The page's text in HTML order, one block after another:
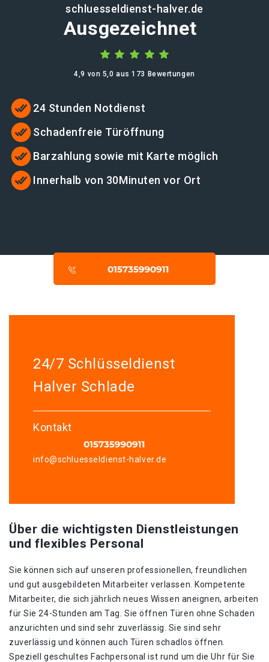
schluesseldienst-halver.de
Ausgezeichnet
4,9 von 5,0 aus 173 Bewertungen
24 Stunden Notdienst
Schadenfreie Türöffnung
Barzahlung sowie mit Karte möglich
Innerhalb von 30Minuten vor Ort
24/7 Schlüsseldienst
Halver Schlade
Kontakt
info@schluesseldienst-halver.de
Über die wichtigsten Dienstleistungen
und flexibles Personal
Sie können sich auf unseren professionellen, freundlichen
und gut ausgebildeten Mitarbeiter verlassen. Kompetente
Mitarbeiter, die sich jährlich neues Wissen aneignen, arbeiten
für Sie 24-Stunden am Tag. Sie öffnen Türen ohne Schaden
anzurichten und sind sehr zuverlässig. Sie sind sehr
zuverlässig und können auch Türen schadlos öffnen.
Speziell geschultes Fachpersonal ist rund um die Uhr für Sie